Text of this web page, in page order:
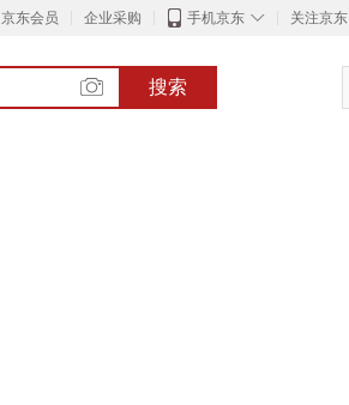
京东会员 企业采购 ◇
手机京东 关注京东
搜索